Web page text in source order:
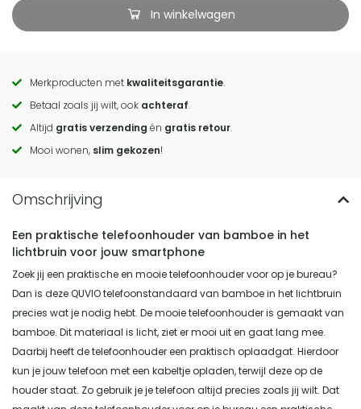
In winkelwagen
Call
to
actions
Merkproducten met kwaliteitsgarantie.
Betaal zoals jij wilt, ook achteraf.
Altijd gratis verzending én gratis retour.
Mooi wonen, slim gekozen!
Een praktische telefoonhouder van bamboe in het
lichtbruin voor jouw smartphone
Zoek jij een praktische en mooie telefoonhouder voor op je bureau?
Dan is deze QUVIO telefoonstandaard van bamboe in het lichtbruin
precies wat je nodig hebt. De mooie telefoonhouder is gemaakt van
bamboe. Dit materiaal is licht, ziet er mooi uit en gaat lang mee.
Daarbij heeft de telefoonhouder een praktisch oplaadgat. Hierdoor
kun je jouw telefoon met een kabeltje opladen, terwijl deze op de
houder staat. Zo gebruik je je telefoon altijd precies zoals jij wilt. Dat